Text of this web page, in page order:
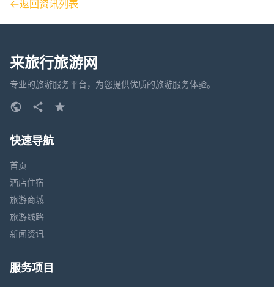
返回资讯列表
来旅行旅游网
专业的旅游服务平台，为您提供优质的旅游服务体验。
快速导航
首页
酒店住宿
旅游商城
旅游线路
新闻资讯
服务项目